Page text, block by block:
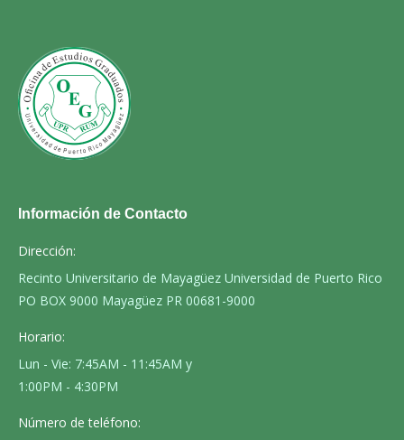
Información de Contacto
Dirección:
Recinto Universitario de Mayagüez Universidad de Puerto Rico
PO BOX 9000 Mayagüez PR 00681-9000
Horario:
Lun - Vie: 7:45AM - 11:45AM y
1:00PM - 4:30PM
Número de teléfono: